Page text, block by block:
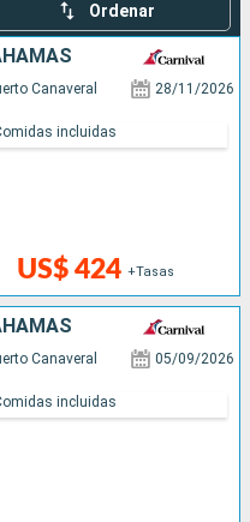
Ordenar
Canaveral 28/11/2026
US$ 424 +Tasas
incluidas
Canaveral 05/09/2026
incluidas